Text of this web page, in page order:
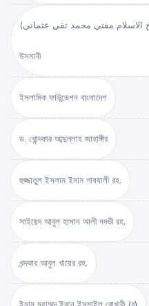
(شيخ الاسلام مفتي محمد تقي عثماني) শাইখুল ইসলাম মুফতী মুহাম্মদ তাকী
উসমানী
ইসলামিক ফাউন্ডেশন বাংলাদেশ
ড. খোন্দকার আব্দুল্লাহ জাহাঙ্গীর
হুজ্জাতুল ইসলাম ইমাম গাযযালী রহ.
সাইয়েদ আবুল হাসান আলী নদভী রহ.
খন্দকার আবুল খায়ের রহ.